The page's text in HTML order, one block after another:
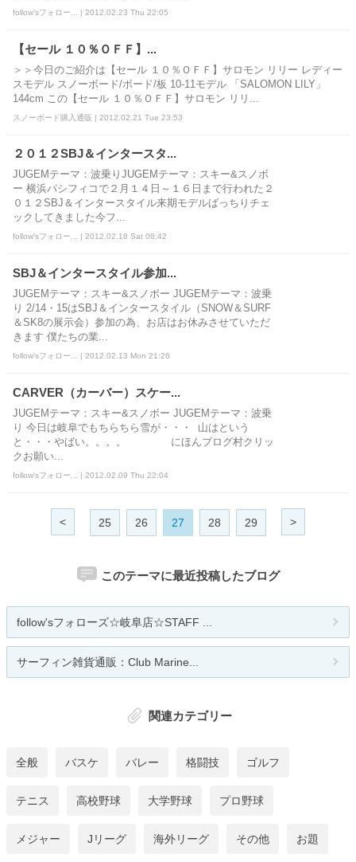
follow'sフォロー... | 2012.02.23 Thu 22:05
【セール １０％ＯＦＦ】...
＞＞今日のご紹介は【セール １０％ＯＦＦ】サロモン リリー レディー
スモデル スノーボード/ボード/板 10-11モデル 「SALOMON LILY」
144cm この【セール １０％ＯＦＦ】サロモン リリ...
スノーボード購入通販 | 2012.02.21 Tue 23:53
２０１２SBJ＆インタースタ...
JUGEMテーマ：波乗りJUGEMテーマ：スキー&スノボ
ー 横浜パシフィコで２月１４日～１６日まで行われた２
０１２SBJ＆インタースタイル来期モデルばっちりチェ
ックしてきました今フ...
follow'sフォロー... | 2012.02.18 Sat 08:42
SBJ＆インタースタイル参加...
JUGEMテーマ：スキー&スノボー JUGEMテーマ：波乗
り 2/14・15はSBJ＆インタースタイル（SNOW＆SURF
＆SK8の展示会）参加の為、お店はお休みさせていただ
きます 僕たちの業...
follow'sフォロー... | 2012.02.13 Mon 21:26
CARVER（カーバー）スケー...
JUGEMテーマ：スキー&スノボー JUGEMテーマ：波乗
り 今日は岐阜でもちらちら雪が・・・ 山はという
と・・・やばい。。。。 にほんブログ村クリッ
クお願い...
follow'sフォロー... | 2012.02.09 Thu 22:04
< 25 26 27 28 29 >
このテーマに最近投稿したブログ
follow'sフォローズ☆岐阜店☆STAFF ...
サーフィン雑貨通販：Club Marine...
関連カテゴリー
全般 バスケ バレー 格闘技 ゴルフ
テニス 高校野球 大学野球 プロ野球
メジャー Jリーグ 海外リーグ その他 お題